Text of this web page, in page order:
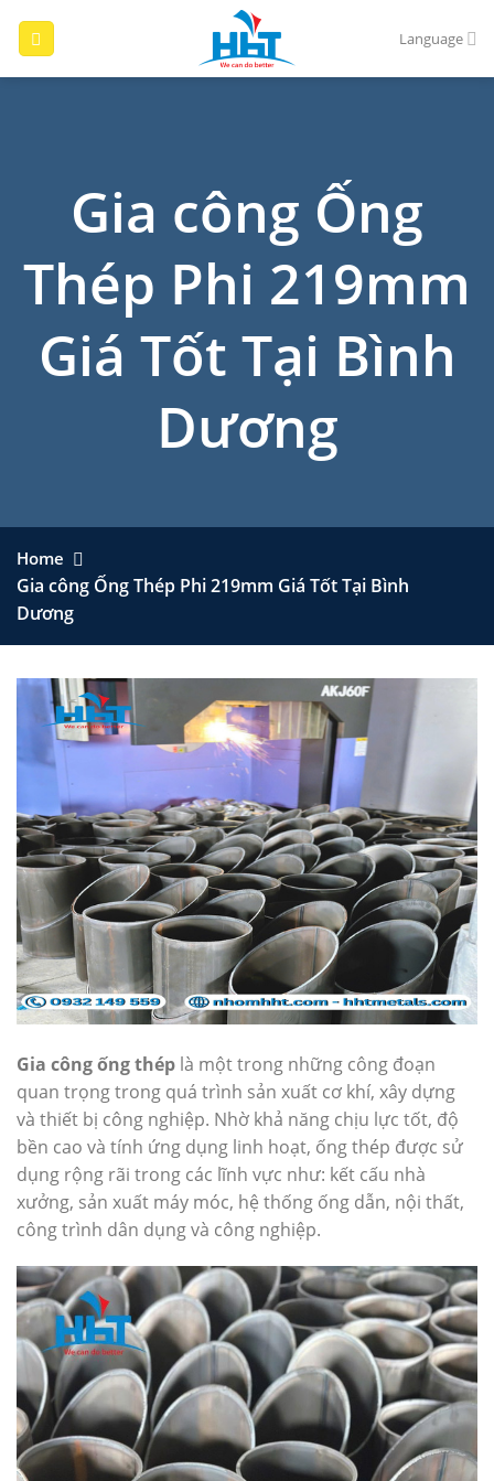
Language
Gia công Ống
Thép Phi 219mm
Giá Tốt Tại Bình
Dương
Home
Gia công Ống Thép Phi 219mm Giá Tốt Tại Bình
Dương
Gia công ống thép là một trong những công đoạn
quan trọng trong quá trình sản xuất cơ khí, xây dựng
và thiết bị công nghiệp. Nhờ khả năng chịu lực tốt, độ
bền cao và tính ứng dụng linh hoạt, ống thép được sử
dụng rộng rãi trong các lĩnh vực như: kết cấu nhà
xưởng, sản xuất máy móc, hệ thống ống dẫn, nội thất,
công trình dân dụng và công nghiệp.